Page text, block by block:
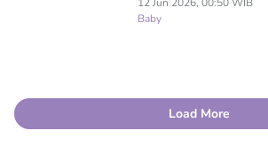
Baby
Load More